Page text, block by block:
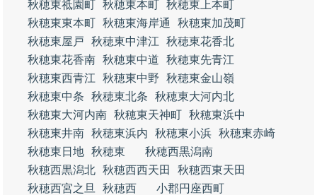
秋穂東祗園町 秋穂東本町 秋穂東上本町
秋穂東東本町 秋穂東海岸通
秋穂東加茂町
秋穂東屋戸
秋穂東中津江
秋穂東花香北
秋穂東花香南 秋穂東中道
秋穂東先青江
秋穂東西青江
秋穂東中野
秋穂東金山嶺
秋穂東中条
秋穂東北条
秋穂東大河内北
秋穂東大河内南 秋穂東天神町 秋穂東浜中
秋穂東井南 秋穂東浜内 秋穂東小浜 秋穂東赤崎
秋穂東日地 秋穂東
秋穂西黒潟南
秋穂西黒潟北 秋穂西西天田
秋穂西東天田
秋穂西宮之旦
秋穂西
小郡円座西町